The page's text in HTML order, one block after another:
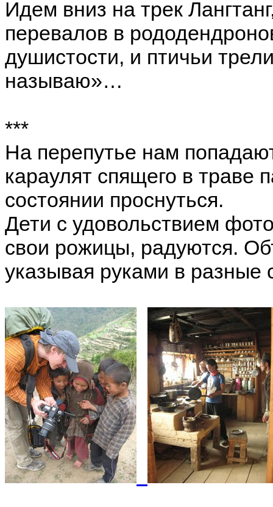
Идем вниз на трек
перевалов в
душистости, и птичьи
называю»…
***
На перепутье нам
караулят спящего в траве
состоянии проснуться.
Дети с удовольствием
свои рожицы, радуются.
указывая руками в